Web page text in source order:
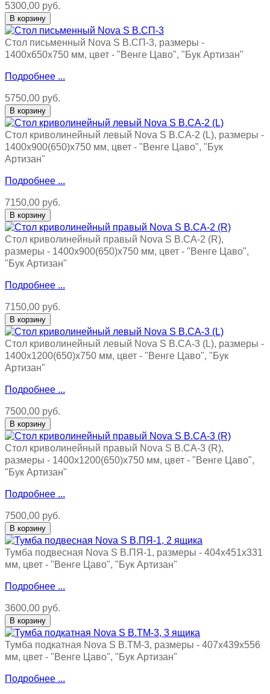
5300,00 руб.
Стол письменный Nova S В.СП-3, размеры -
1400х650х750 мм, цвет - "Венге Цаво", "Бук Артизан"
Подробнее ...
5750,00 руб.
Стол криволинейный левый Nova S В.СА-2 (L), размеры -
1400х900(650)х750 мм, цвет - "Венге Цаво", "Бук
Артизан"
Подробнее ...
7150,00 руб.
Стол криволинейный правый Nova S В.СА-2 (R),
размеры - 1400х900(650)х750 мм, цвет - "Венге Цаво",
"Бук Артизан"
Подробнее ...
7150,00 руб.
Стол криволинейный левый Nova S В.СА-3 (L), размеры -
1400х1200(650)х750 мм, цвет - "Венге Цаво", "Бук
Артизан"
Подробнее ...
7500,00 руб.
Стол криволинейный правый Nova S В.СА-3 (R),
размеры - 1400х1200(650)х750 мм, цвет - "Венге Цаво",
"Бук Артизан"
Подробнее ...
7500,00 руб.
Тумба подвесная Nova S В.ПЯ-1, размеры - 404х451х331
мм, цвет - "Венге Цаво", "Бук Артизан"
Подробнее ...
3600,00 руб.
Тумба подкатная Nova S В.ТМ-3, размеры - 407x439x556
мм, цвет - "Венге Цаво", "Бук Артизан"
Подробнее ...